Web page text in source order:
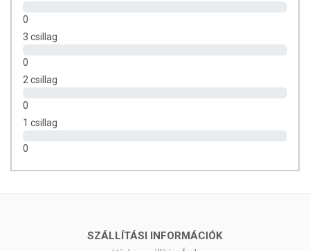
0
3 csillag
0
2 csillag
0
1 csillag
0
SZÁLLÍTÁSI INFORMÁCIÓK